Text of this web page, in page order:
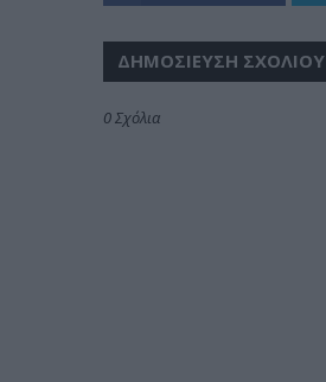
ΔΗΜΟΣΊΕΥΣΗ ΣΧΟΛΊΟΥ
0 Σχόλια